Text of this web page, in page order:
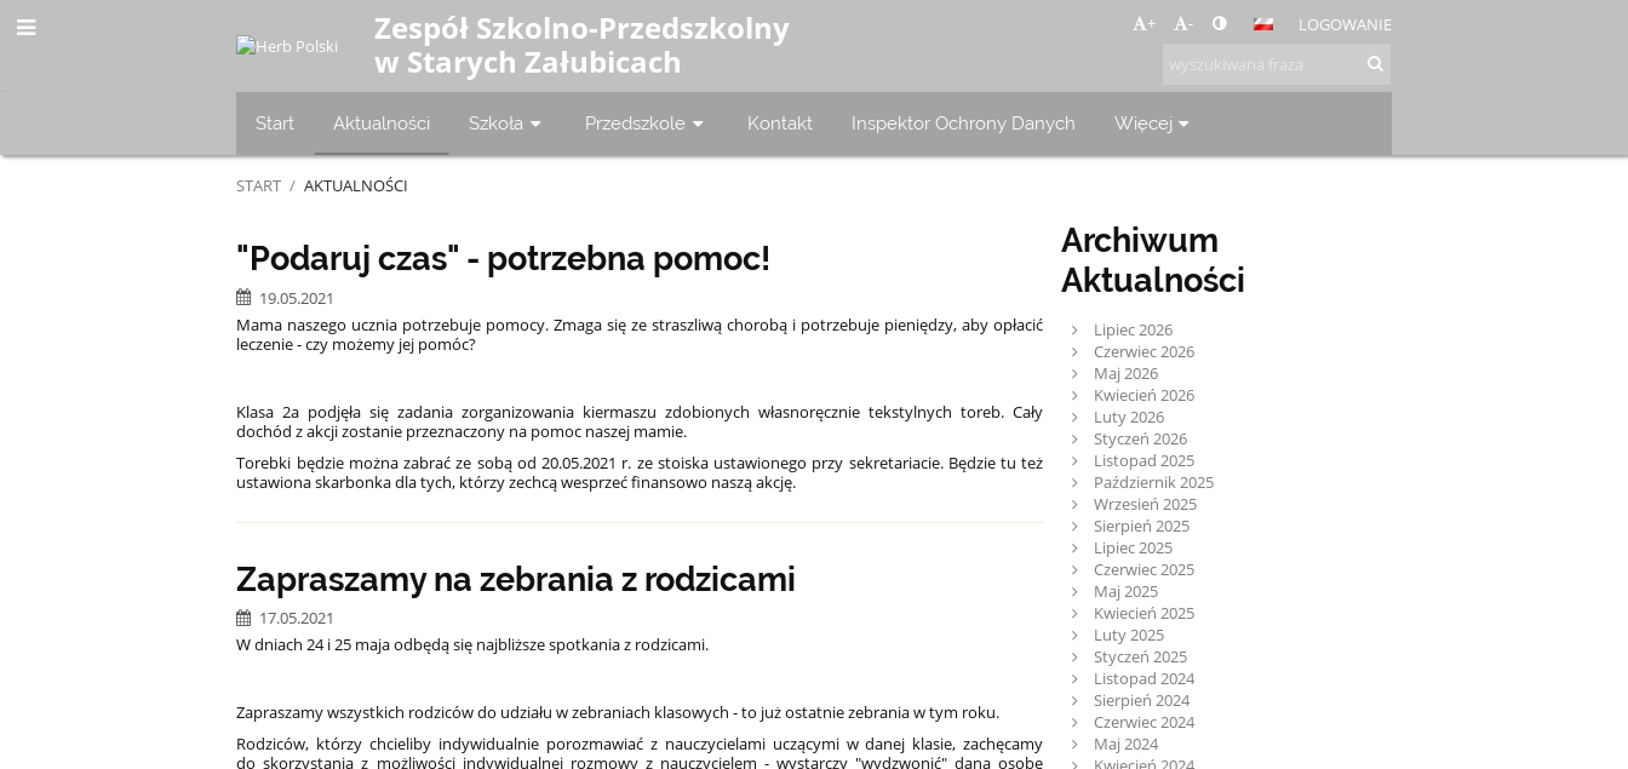
Zespół Szkolno-Przedszkolny
w Starych Załubicach
+ - LOGOWANIE
Start Aktualności Szkoła Przedszkole Kontakt Inspektor Ochrony Danych Więcej
START / AKTUALNOŚCI
Aktualności
"Podaruj czas" - potrzebna pomoc!
19.05.2021
Mama naszego ucznia potrzebuje pomocy. Zmaga się ze straszliwą chorobą i potrzebuje pieniędzy, aby opłacić
leczenie - czy możemy jej pomóc?
Klasa 2a podjęła się zadania zorganizowania kiermaszu zdobionych własnoręcznie tekstylnych toreb. Cały
dochód z akcji zostanie przeznaczony na pomoc naszej mamie.
Torebki będzie można zabrać ze sobą od 20.05.2021 r. ze stoiska ustawionego przy sekretariacie. Będzie tu też
ustawiona skarbonka dla tych, którzy zechcą wesprzeć finansowo naszą akcję.
Zapraszamy na zebrania z rodzicami
17.05.2021
W dniach 24 i 25 maja odbędą się najbliższe spotkania z rodzicami.
Zapraszamy wszystkich rodziców do udziału w zebraniach klasowych - to już ostatnie zebrania w tym roku.
Rodziców, którzy chcieliby indywidualnie porozmawiać z nauczycielami uczącymi w danej klasie, zachęcamy
do skorzystania z możliwości indywidualnej rozmowy z nauczycielem - wystarczy "wydzwonić" daną osobę
Archiwum
Aktualności
Lipiec 2026
Czerwiec 2026
Maj 2026
Kwiecień 2026
Luty 2026
Styczeń 2026
Listopad 2025
Październik 2025
Wrzesień 2025
Sierpień 2025
Lipiec 2025
Czerwiec 2025
Maj 2025
Kwiecień 2025
Luty 2025
Styczeń 2025
Listopad 2024
Sierpień 2024
Czerwiec 2024
Maj 2024